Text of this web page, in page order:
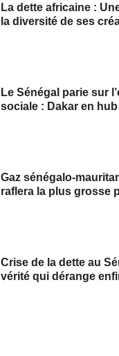
La dette africaine :
la diversité de ses
Le Sénégal parie sur
sociale : Dakar en hub
Gaz sénégalo-
raflera la plus grosse
Crise de la dette au
vérité qui dérange